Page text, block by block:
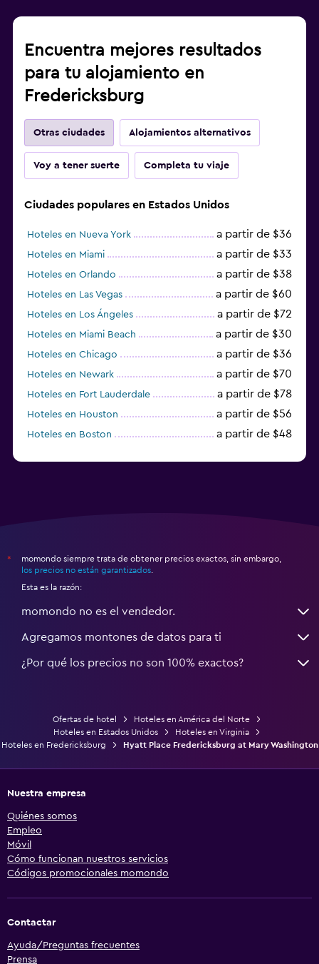
Encuentra mejores resultados
para tu alojamiento en
Fredericksburg
Otras ciudades Alojamientos alternativos
Voy a tener suerte Completa tu viaje
Ciudades populares en Estados Unidos
Hoteles en Nueva York a partir de $36
Hoteles en Miami a partir de $33
Hoteles en Orlando a partir de $38
Hoteles en Las Vegas a partir de $60
Hoteles en Los Ángeles a partir de $72
Hoteles en Miami Beach a partir de $30
Hoteles en Chicago a partir de $36
Hoteles en Newark a partir de $70
Hoteles en Fort Lauderdale a partir de $78
Hoteles en Houston a partir de $56
Hoteles en Boston a partir de $48
*
momondo siempre trata de obtener precios exactos, sin embargo,
los precios no están garantizados
Esta es la razón:
momondo no es el vendedor.
Agregamos montones de datos para ti
¿Por qué los precios no son 100% exactos?
Ofertas de hotel
Hoteles en América del Norte
Hoteles en Estados Unidos
Hoteles en Virginia
Hoteles en Fredericksburg
Hyatt Place Fredericksburg at Mary Washington
Nuestra empresa
Quiénes somos
Empleo
Móvil
Cómo funcionan nuestros servicios
Códigos promocionales momondo
Contactar
Ayuda/Preguntas frecuentes
Prensa